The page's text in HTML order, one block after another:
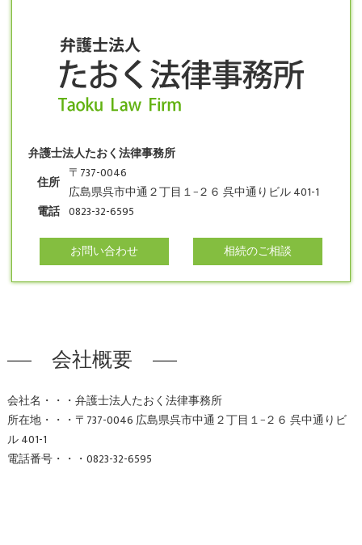
弁護士法人たおく法律事務所
住所
〒737-0046
広島県呉市中通２丁目１−２６ 呉中通りビル 401-1
電話 0823-32-6595
お問い合わせ 相続のご相談
会社概要
会社名・・・弁護士法人たおく法律事務所
所在地・・・〒737-0046 広島県呉市中通２丁目１−２６ 呉中通りビ
ル 401-1
電話番号・・・0823-32-6595